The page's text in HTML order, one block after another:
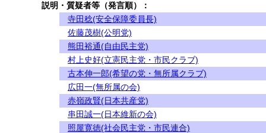
説明・質疑者等（発言順）：
寺田稔(安全保障委員長)
佐藤茂樹(公明党)
熊田裕通(自由民主党)
村上史好(立憲民主党・市民クラブ)
古本伸一郎(希望の党・無所属クラブ)
広田一(無所属の会)
赤嶺政賢(日本共産党)
串田誠一(日本維新の会)
照屋寛徳(社会民主党・市民連合)